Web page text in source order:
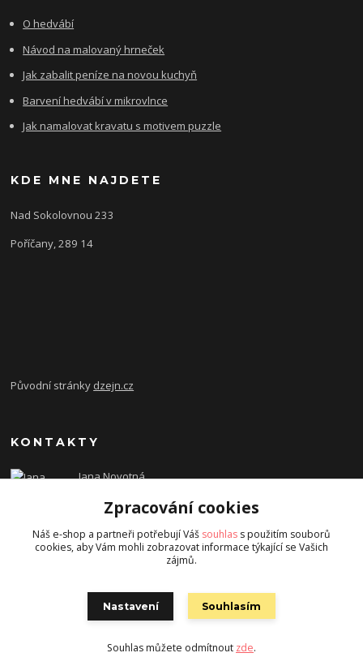
O hedvábí
Návod na malovaný hrneček
Jak zabalit peníze na novou kuchyň
Barvení hedvábí v mikrovlnce
Jak namalovat kravatu s motivem puzzle
KDE MNE NAJDETE
Nad Sokolovnou 233
Poříčany, 289 14
Původní stránky dzejn.cz
KONTAKTY
Jana Novotná
dzejn.n@email.cz
Vytvořeno na Eshop-rychle.cz
Zpracování cookies
Náš e-shop a partneři potřebují Váš souhlas s použitím souborů
cookies, aby Vám mohli zobrazovat informace týkající se Vašich
zájmů.
Nastavení Souhlasím
Souhlas můžete odmítnout zde.